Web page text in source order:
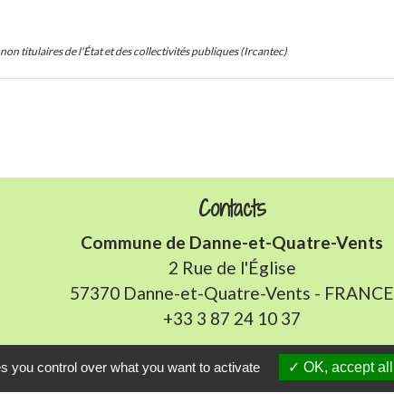
titulaires de l'État et des collectivités publiques (Ircantec)
Contacts
Commune de Danne-et-Quatre-Vents
2 Rue de l'Église
57370 Danne-et-Quatre-Vents - FRANCE
+33 3 87 24 10 37
Accueil en mairie :
Lundi de 10h à 12h et de 16h à 19h
you control over what you want to activate OK, accept all